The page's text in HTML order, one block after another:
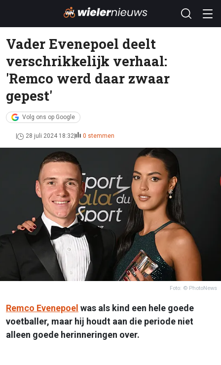
Vader Evenepoel deelt
verschrikkelijk verhaal:
'Remco werd daar zwaar
gepest'
Volg ons op Google
28 juli 2024 18:32 0 stemmen
Foto: © PhotoNews
Remco Evenepoel was als kind een hele goede
voetballer, maar hij houdt aan die periode niet
alleen goede herinneringen over.